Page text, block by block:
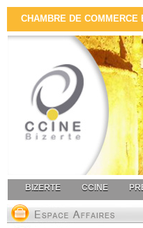
CHAMBRE DE COMMERCE
BIZERTE CCINE